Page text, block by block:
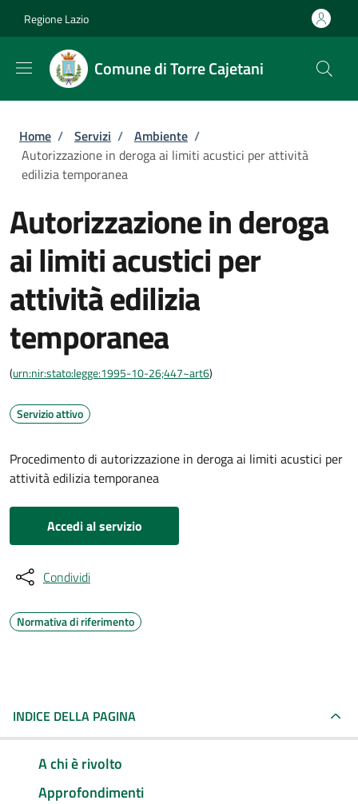
Regione Lazio
Comune di Torre Cajetani
Briciole di pane
Home / Servizi / Ambiente /
Autorizzazione in deroga ai limiti acustici per attività
edilizia temporanea
Autorizzazione in deroga
ai limiti acustici per
attività edilizia
temporanea
(urn:nir:stato:legge:1995-10-26;447~art6)
Servizio attivo
Procedimento di autorizzazione in deroga ai limiti acustici per
attività edilizia temporanea
Accedi al servizio
Condividi
Normativa di riferimento
INDICE DELLA PAGINA
A chi è rivolto
Approfondimenti